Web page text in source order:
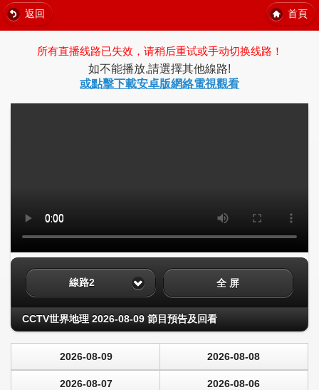
返回 首頁
所有直播线路已失效，请稍后重试或手动切换线路！
如不能播放,請選擇其他線路!
或點擊下載安卓版網絡電視觀看
線路2 全 屏
CCTV世界地理 2026-08-09 節目預告及回看
2026-08-09 2026-08-08
2026-08-07 2026-08-06